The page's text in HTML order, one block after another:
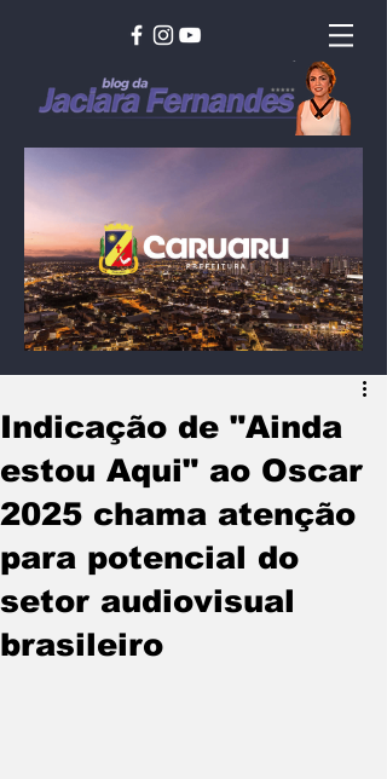
Indicação de "Ainda
estou Aqui" ao Oscar
2025 chama atenção
para potencial do
setor audiovisual
brasileiro